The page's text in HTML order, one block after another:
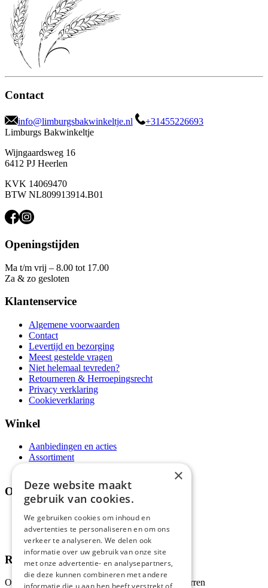
Contact
info@limburgsbakwinkeltje.nl
+31455226693
Limburgs Bakwinkeltje
Wijngaardsweg 16
6412 PJ Heerlen
KVK 14069470
BTW NL809913914.B01
Openingstijden
Ma t/m vrij – 8.00 tot 17.00
Za & zo gesloten
Klantenservice
Algemene voorwaarden
Contact
Levertijd en bezorging
Meest gestelde vragen
Niet helemaal tevreden?
Retourneren & Herroepingsrecht
Privacy verklaring
Cookieverklaring
Winkel
Aanbiedingen en acties
Assortiment
Over ons
Wie zijn wij?
Recepten
Tips
Recensies
Onze klanten waarderen ons met 4.9 van de 5 sterren
×
Deze website maakt
gebruik van cookies.
We gebruiken cookies om inhoud en
advertenties te personaliseren en om ons
verkeer te analyseren. We delen ook
informatie over uw gebruik van onze site
met onze advertentie- en analysepartners,
die deze kunnen combineren met andere
informatie die u aan hen heeft verstrekt of